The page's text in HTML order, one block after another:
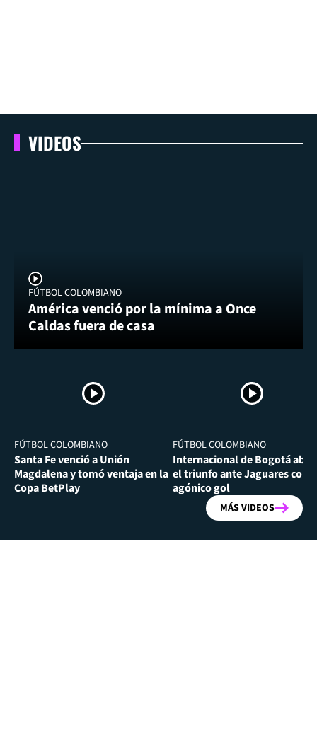
VIDEOS
FÚTBOL COLOMBIANO
América venció por la mínima a Once
Caldas fuera de casa
FÚTBOL COLOMBIANO
Santa Fe venció a Unión
Magdalena y tomó ventaja en la
Copa BetPlay
FÚTBOL COLOMBIANO
Internacional de Bogotá
el triunfo ante Jaguares con
agónico gol
MÁS VIDEOS